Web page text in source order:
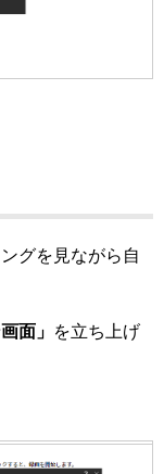
グを見ながら自
面」 を立ち上げ